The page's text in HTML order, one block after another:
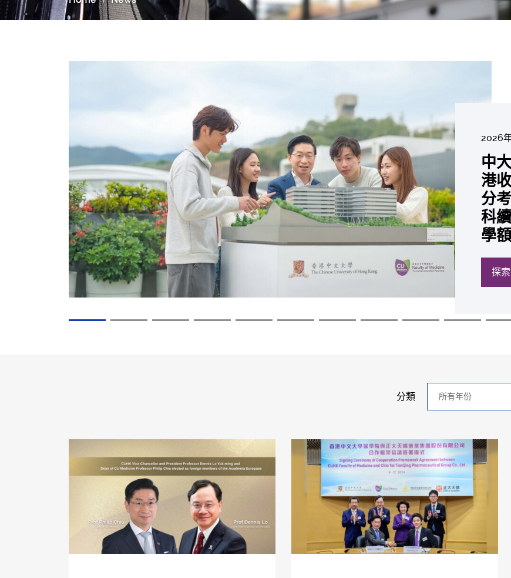
2026
中
港
分
科
學
探
2026
中
評
價
中
糖
銳
間
探
中
最
成
學者
探
中
學
醫
21
探
中
精
常
及
探
2026
中
鼠
助
探
2026
中
性
廢
探
2026
中
國
肺
因
「
探
2026
中
出
榮
探
2026
中
私
覆蓋
探
2026
中
員
探
2026
中
用
藥
探
分類
類